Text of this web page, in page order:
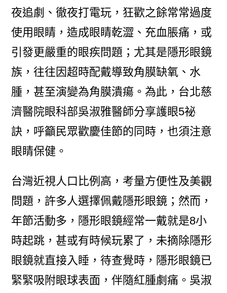
夜追劇、徹夜打電玩，狂歡之餘常常過度
使用眼睛，造成眼睛乾澀、充血脹痛，或
引發更嚴重的眼疾問題；尤其是隱形眼鏡
族，往往因超時配戴導致角膜缺氧、水
腫，甚至演變為角膜潰瘍。為此，台北慈
濟醫院眼科部吳淑雅醫師分享護眼5祕
訣，呼籲民眾歡慶佳節的同時，也須注意
眼睛保健。
台灣近視人口比例高，考量方便性及美觀
問題，許多人選擇佩戴隱形眼鏡；然而，
年節活動多，隱形眼鏡經常一戴就是8小
時起跳，甚或有時候玩累了，未摘除隱形
眼鏡就直接入睡，待查覺時，隱形眼鏡已
緊緊吸附眼球表面，伴隨紅腫劇痛。吳淑